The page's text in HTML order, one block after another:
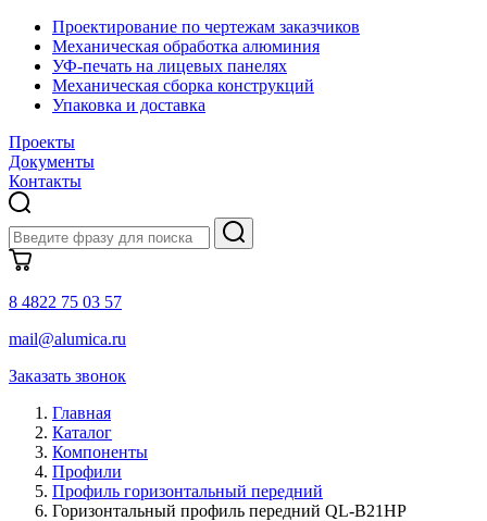
Проектирование по чертежам заказчиков
Механическая обработка алюминия
УФ-печать на лицевых панелях
Механическая сборка конструкций
Упаковка и доставка
Проекты
Документы
Контакты
8 4822 75 03 57
mail@alumica.ru
Заказать звонок
Главная
Каталог
Компоненты
Профили
Профиль горизонтальный передний
Горизонтальный профиль передний QL-B21HP